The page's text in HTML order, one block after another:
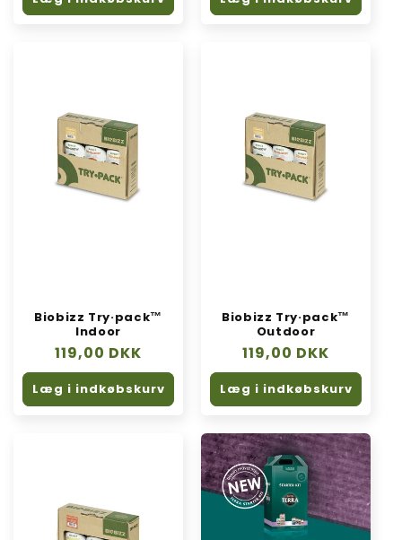
Biobizz Try·pack™
Indoor
Normalpris
119,00 DKK
Læg i indkøbskurv
Biobizz Try·pack™
Outdoor
Normalpris
119,00 DKK
Læg i indkøbskurv